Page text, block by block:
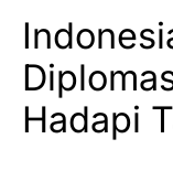
Hadapi